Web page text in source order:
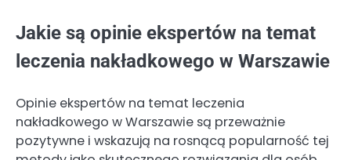
Jakie są opinie ekspertów na temat
leczenia nakładkowego w Warszawie
Opinie ekspertów na temat leczenia
nakładkowego w Warszawie są przeważnie
pozytywne i wskazują na rosnącą popularność tej